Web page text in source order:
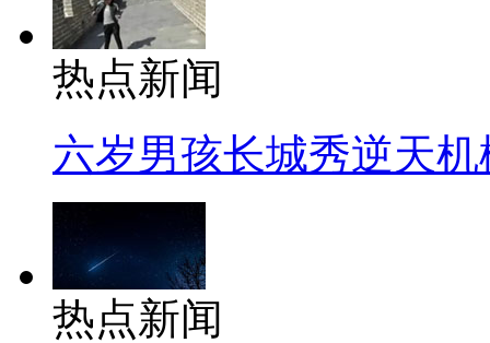
热点新闻
六岁男孩长城秀逆天机
热点新闻